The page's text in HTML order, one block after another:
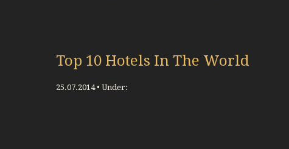
Top 10 Hotels In The World
25.07.2014 • Under: